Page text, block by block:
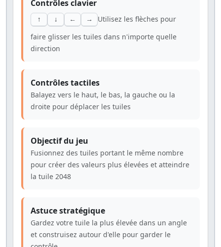
Contrôles clavier
↑ ↓ ← →
Utilisez les flèches pour
faire glisser les tuiles dans n'importe quelle
direction
Contrôles tactiles
Balayez vers le haut, le bas, la gauche ou la
droite pour déplacer les tuiles
Objectif du jeu
Fusionnez des tuiles portant le même nombre
pour créer des valeurs plus élevées et atteindre
la tuile 2048
Astuce stratégique
Gardez votre tuile la plus élevée dans un angle
et construisez autour d'elle pour garder le